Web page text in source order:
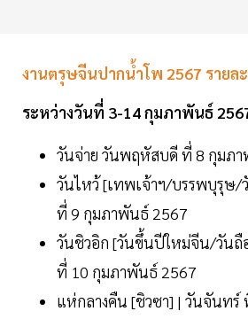
งานตรุษจีนปากน้ำโพ 2567 รายล
ระหว่างวันที่ 3-14 กุมภาพันธ์
วันจ่าย วันพฤหัสบดี ที่ 8 กุมภ
วันไหว้ [เทพเจ้าฯ/บรรพบุรุษ
ที่ 9 กุมภาพันธ์ 2567
วันชิวอิก [วันขึ้นปีใหม่จีน/วันถื
ที่ 10 กุมภาพันธ์ 2567
แห่กลางคืน [ชิวซา] | วันจันท